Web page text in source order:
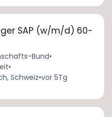
SAP (w/m/d) 60-
Bund•
•
Schweiz•vor 5Tg